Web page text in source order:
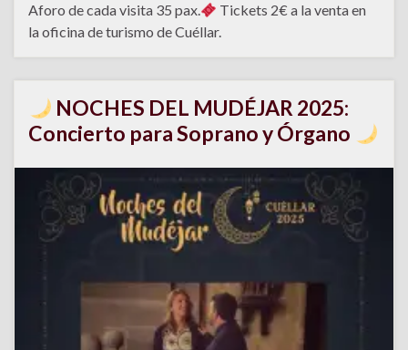
Aforo de cada visita 35 pax.
Tickets 2€ a la venta en
la oficina de turismo de Cuéllar.
NOCHES DEL MUDÉJAR 2025:
Concierto para Soprano y Órgano